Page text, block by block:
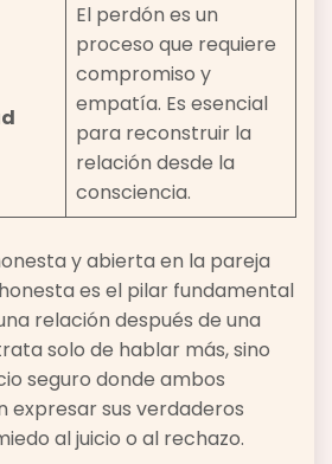
El perdón es un
proceso que requiere
compromiso y
empatía. Es esencial
para reconstruir la
relación desde la
consciencia.
y abierta en la pareja
es el pilar fundamental
relación después de una
solo de hablar más, sino
seguro donde ambos
expresar sus verdaderos
al juicio o al rechazo.